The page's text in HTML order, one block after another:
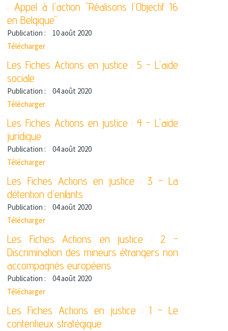
: Appel à l'action "Réalisons l'Objectif 16
en Belgique"
Publication :
10 août 2020
Télécharger
Les Fiches Actions en justice : 5 - L'aide
sociale
Publication :
04 août 2020
Télécharger
Les Fiches Actions en justice : 4 - L'aide
juridique
Publication :
04 août 2020
Télécharger
Les Fiches Actions en justice : 3 - La
détention d'enfants
Publication :
04 août 2020
Télécharger
Les Fiches Actions en justice : 2 -
Discrimination des mineurs étrangers non
accompagnés européens
Publication :
04 août 2020
Télécharger
Les Fiches Actions en justice : 1 - Le
contentieux stratégique